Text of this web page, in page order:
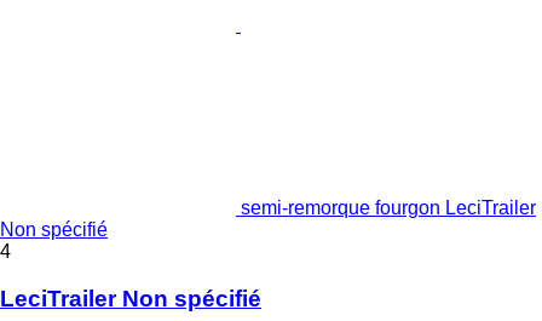
semi-remorque fourgon LeciTrailer
Non spécifié
4
LeciTrailer Non spécifié